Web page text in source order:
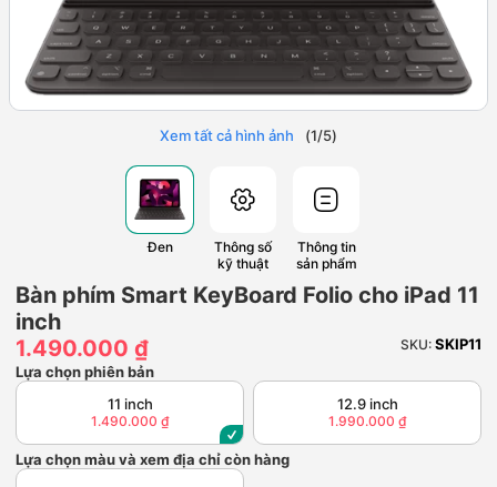
Xem tất cả hình ảnh (1/5)
Đen
Thông số
kỹ thuật
Thông tin
sản phẩm
Bàn phím Smart KeyBoard Folio cho iPad 11
inch
1.490.000 ₫
SKU: SKIP11
Lựa chọn phiên bản
11 inch
1.490.000 ₫
12.9 inch
1.990.000 ₫
Lựa chọn màu và xem địa chỉ còn hàng